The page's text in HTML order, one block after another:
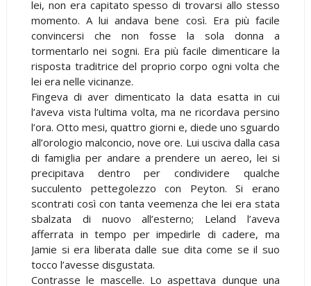
lei, non era capitato spesso di trovarsi allo stesso
momento. A lui andava bene così. Era più facile
convincersi che non fosse la sola donna a
tormentarlo nei sogni. Era più facile dimenticare la
risposta traditrice del proprio corpo ogni volta che
lei era nelle vicinanze.
Fingeva di aver dimenticato la data esatta in cui
l’aveva vista l’ultima volta, ma ne ricordava persino
l’ora. Otto mesi, quattro giorni e, diede uno sguardo
all’orologio malconcio, nove ore. Lui usciva dalla casa
di famiglia per andare a prendere un aereo, lei si
precipitava dentro per condividere qualche
succulento pettegolezzo con Peyton. Si erano
scontrati così con tanta veemenza che lei era stata
sbalzata di nuovo all’esterno; Leland l’aveva
afferrata in tempo per impedirle di cadere, ma
Jamie si era liberata dalle sue dita come se il suo
tocco l’avesse disgustata.
Contrasse le mascelle. Lo aspettava dunque una